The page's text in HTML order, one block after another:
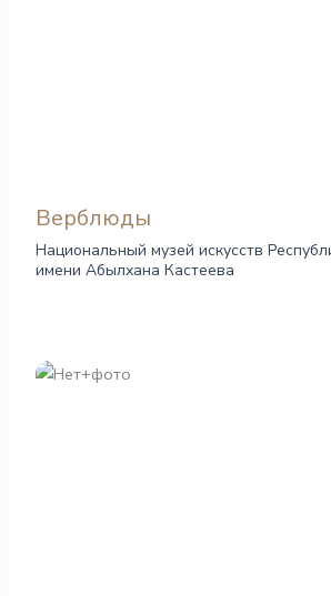
Верблюды
Национальный музей искусств
имени Абылхана Кастеева